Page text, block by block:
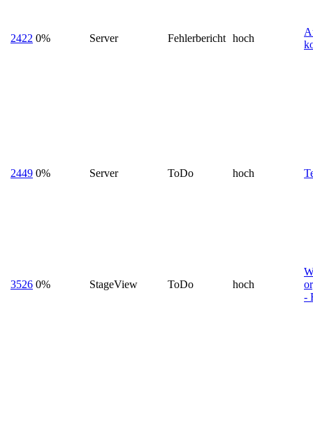
2422 0% Server Fehlerbericht hoch
2449 0% Server ToDo hoch
3526 0% StageView ToDo hoch
-